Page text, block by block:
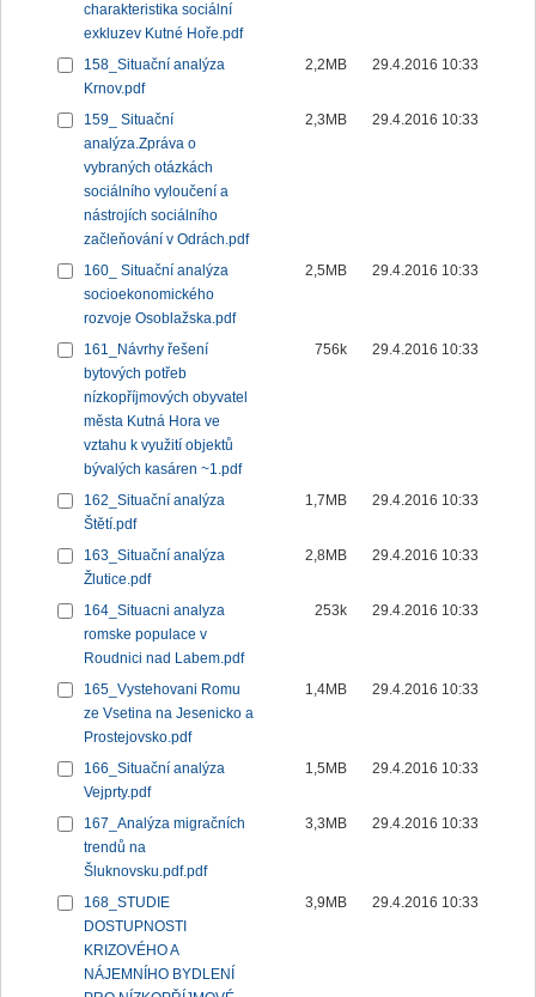
charakteristika sociální
exkluzev Kutné Hoře.pdf
158_Situační analýza
Krnov.pdf
2,2MB 29.4.2016 10:33
159_ Situační
analýza.Zpráva o
vybraných otázkách
sociálního vyloučení a
nástrojích sociálního
začleňování v Odrách.pdf
2,3MB 29.4.2016 10:33
160_ Situační analýza
socioekonomického
rozvoje Osoblažska.pdf
2,5MB 29.4.2016 10:33
161_Návrhy řešení
bytových potřeb
nízkopříjmových obyvatel
města Kutná Hora ve
vztahu k využití objektů
bývalých kasáren ~1.pdf
756k 29.4.2016 10:33
162_Situační analýza
Štětí.pdf
1,7MB 29.4.2016 10:33
163_Situační analýza
Žlutice.pdf
2,8MB 29.4.2016 10:33
164_Situacni analyza
romske populace v
Roudnici nad Labem.pdf
253k 29.4.2016 10:33
165_Vystehovani Romu
ze Vsetina na Jesenicko a
Prostejovsko.pdf
1,4MB 29.4.2016 10:33
166_Situační analýza
Vejprty.pdf
1,5MB 29.4.2016 10:33
167_Analýza migračních
trendů na
Šluknovsku.pdf.pdf
3,3MB 29.4.2016 10:33
168_STUDIE
DOSTUPNOSTI
KRIZOVÉHO A
NÁJEMNÍHO BYDLENÍ
3,9MB 29.4.2016 10:33